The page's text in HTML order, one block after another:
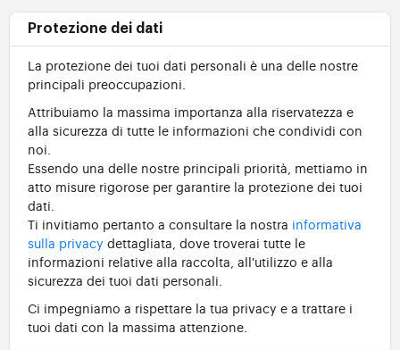
Protezione dei dati
La protezione dei tuoi dati personali è una delle nostre
principali preoccupazioni.
Attribuiamo la massima importanza alla riservatezza e
alla sicurezza di tutte le informazioni che condividi con
noi.
Essendo una delle nostre principali priorità, mettiamo in
atto misure rigorose per garantire la protezione dei tuoi
dati.
Ti invitiamo pertanto a consultare la nostra informativa
sulla privacy dettagliata, dove troverai tutte le
informazioni relative alla raccolta, all'utilizzo e alla
sicurezza dei tuoi dati personali.
Ci impegniamo a rispettare la tua privacy e a trattare i
tuoi dati con la massima attenzione.